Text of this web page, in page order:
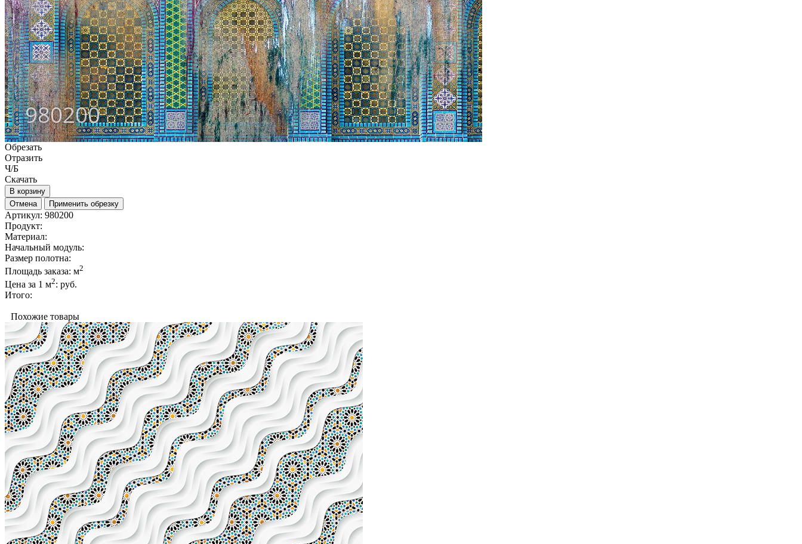
Обрезать
Отразить
Ч/Б
Скачать
В корзину
Отмена
Применить обрезку
Артикул: 980200
Продукт:
Материал:
Начальный модуль:
Размер полотна:
Площадь заказа: м2
Цена за 1 м2: руб.
Итого:
Похожие товары